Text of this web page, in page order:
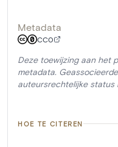
Metadata
CC0
Deze toewijzing aan het
metadata.
auteursrechtelijke status
HOE TE CITEREN